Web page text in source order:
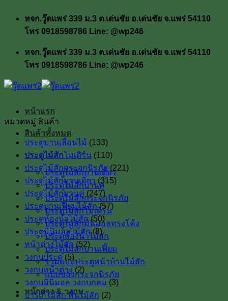
เนื้อหา
หจก.วู๊ดแพร่ 339 ม.3 ต.เด่นชัย อ.เด่นชัย จ.แพร่ 54110
โทร 0918598786 Line: @wp246
หจก.วู๊ดแพร่ 339 ม.3 ต.เด่นชัย อ.เด่นชัย จ.แพร่ 54110
โทร 0918598786 Line: @wp246
หน้าแรก
สินค้าทั้งหมด
ประตูไม้สัก
ประตูไม้สักบานเดี่ยว
ประตูไม้สักบานคู่
ประตูไม้สักกระจกนิรภัย
ประตูไม้สักโมเดิร์น
ประตูไม้สักมินิมอลทรงโค้ง
ประตูห้องน้ำไม้สัก
ประตูไม้สักบานเฟี้ยม
รวมแบบประตูหน้าบ้านไม้สัก
แบบของกระจกนิรภัย
หน้าต่าง & วงกบ
หมวดหมู่ สินค้า
ประตูบานเลื่อนไม้ (133)
ประตูไม้สักโมเดิร์น (110)
ประตูไม้สักกระจกนิรภัย (221)
ประตูไม้สักบานเดี่ยว (315)
ประตูไม้สักบานคู่ (247)
ประตูบานเฟี้ยมไม้สัก (57)
ประตูห้องน้ำไม้สัก (50)
ประตูมินิมอลไม้สัก (8)
หน้าต่างไม้สัก (52)
วงกบประตู (5)
วงกบหน้าต่าง (2)
วงกบมินิมอล วงกบกลม (3)
ปาร์เก้ไม้สัก พื้นไม้สัก (2)